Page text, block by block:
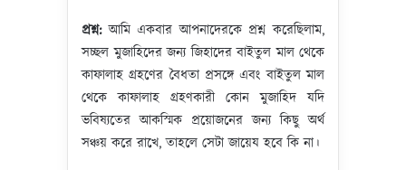
প্রশ্ন:আমি একবার আপনাদেরকে প্রশ্ন করেছিলাম,
সচ্ছল মুজাহিদের জন্য জিহাদের বাইতুল মাল থেকে
কাফালাহ গ্রহণের বৈধতা প্রসঙ্গে এবং বাইতুল মাল
থেকে কাফালাহ গ্রহণকারী কোন মুজাহিদ যদি
ভবিষ্যতের আকস্মিক প্রয়োজনের জন্য কিছু অর্থ
সঞ্চয় করে রাখে, তাহলে সেটা জায়েয হবে কি না।